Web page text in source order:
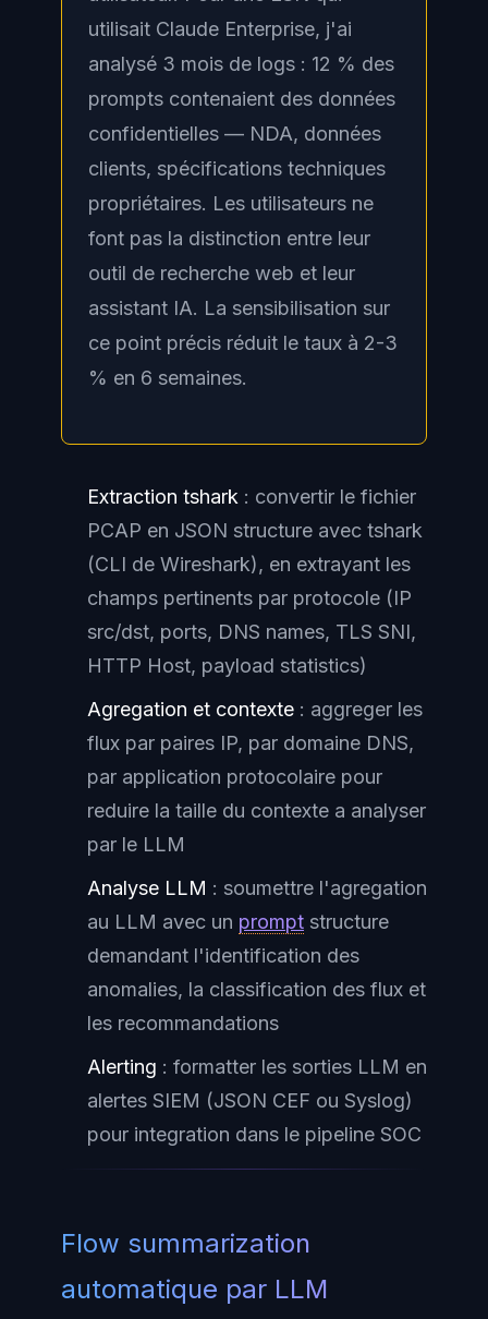
utilisait Claude Enterprise, j'ai
analysé 3 mois de logs : 12 % des
prompts contenaient des données
confidentielles — NDA, données
clients, spécifications techniques
propriétaires. Les utilisateurs ne
font pas la distinction entre leur
outil de recherche web et leur
assistant IA. La sensibilisation sur
ce point précis réduit le taux à 2-3
% en 6 semaines.
Extraction tshark : convertir le fichier
PCAP en JSON structure avec tshark
(CLI de Wireshark), en extrayant les
champs pertinents par protocole (IP
src/dst, ports, DNS names, TLS SNI,
HTTP Host, payload statistics)
Agregation et contexte : aggreger les
flux par paires IP, par domaine DNS,
par application protocolaire pour
reduire la taille du contexte a analyser
par le LLM
Analyse LLM : soumettre l'agregation
au LLM avec un prompt structure
demandant l'identification des
anomalies, la classification des flux et
les recommandations
Alerting : formatter les sorties LLM en
alertes SIEM (JSON CEF ou Syslog)
pour integration dans le pipeline SOC
Flow summarization
automatique par LLM